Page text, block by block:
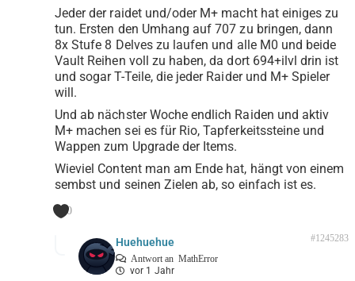
Jeder der raidet und/oder M+ macht hat einiges zu
tun. Ersten den Umhang auf 707 zu bringen, dann
8x Stufe 8 Delves zu laufen und alle M0 und beide
Vault Reihen voll zu haben, da dort 694+ilvl drin ist
und sogar T-Teile, die jeder Raider und M+ Spieler
will.
Und ab nächster Woche endlich Raiden und aktiv
M+ machen sei es für Rio, Tapferkeitssteine und
Wappen zum Upgrade der Items.
Wieviel Content man am Ende hat, hängt von einem
sembst und seinen Zielen ab, so einfach ist es.
0
Huehuehue
Antwort an MathError
vor 1 Jahr
#1245283